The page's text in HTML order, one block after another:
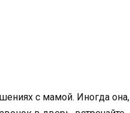
с мамой. Иногда она,